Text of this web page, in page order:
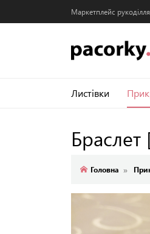
Маркетплейс
Листівки
Браслет
Головна